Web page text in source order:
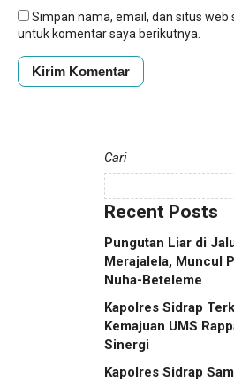
Simpan nama, email, dan situs web
untuk komentar saya berikutnya.
Cari
Recent Posts
Pungutan Liar di
Merajalela, Muncul
Nuha-Beteleme
Kapolres Sidrap
Kemajuan UMS
Sinergi
Kapolres Sidrap